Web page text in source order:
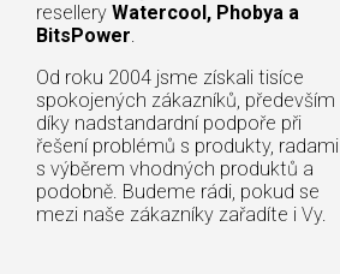
resellery Watercool, Phobya a
BitsPower.
Od roku 2004 jsme získali tisíce
spokojených zákazníků, především
díky nadstandardní podpoře při
řešení problémů s produkty, radami
s výběrem vhodných produktů a
podobně. Budeme rádi, pokud se
mezi naše zákazníky zařadíte i Vy.